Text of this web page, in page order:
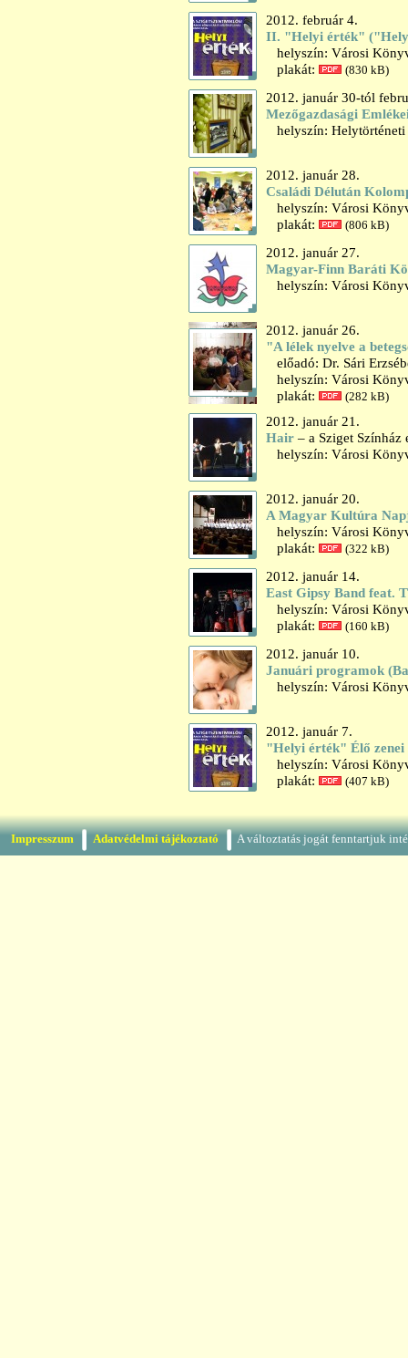
2012. február 4.
II. "Helyi érték"
helyszín: Városi
plakát:
(830 kB)
2012. január 30-tól
Mezőgazdasági
helyszín: Helytörténeti
2012. január 28.
Családi Délután
helyszín: Városi
plakát:
(806 kB)
2012. január 27.
Magyar-Finn Baráti
helyszín: Városi
2012. január 26.
"A lélek nyelve a
előadó: Dr. Sári
helyszín: Városi
plakát:
(282 kB)
2012. január 21.
Hair – a Sziget Színház
helyszín: Városi
2012. január 20.
A Magyar Kultúra
helyszín: Városi
plakát:
(322 kB)
2012. január 14.
East Gipsy Band feat.
helyszín: Városi
plakát:
(160 kB)
2012. január 10.
Januári programok
helyszín: Városi
2012. január 7.
"Helyi érték" Élő zenei
helyszín: Városi
plakát:
(407 kB)
Impresszum Adatvédelmi tájékoztató A változtatás jogát fenntartjuk